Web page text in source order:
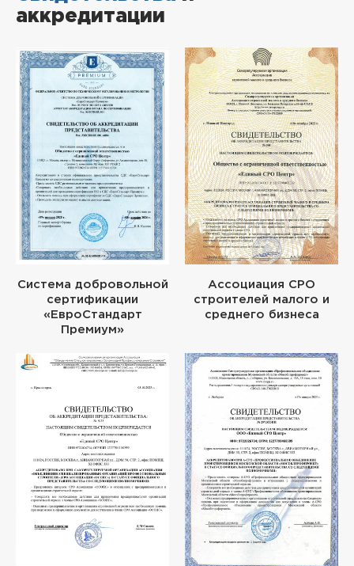
аккредитации
Система добровольной
сертификации
«ЕвроСтандарт
Премиум»
Ассоциация СРО
строителей малого и
среднего бизнеса